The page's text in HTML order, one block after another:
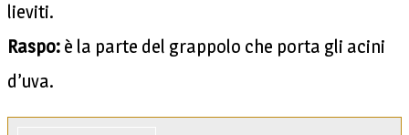
lieviti.
Raspo: è la parte del grappolo che porta gli acini
d’uva.